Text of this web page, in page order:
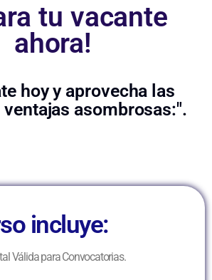
tu vacante
ahora!
hoy y aprovecha las
asombrosas:".
incluye:
Válida para Convocatorias.